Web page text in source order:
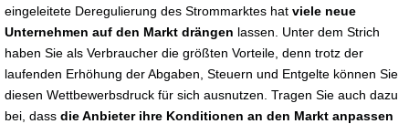
eingeleitete Deregulierung des Strommarktes hat viele neue
Unternehmen auf den Markt drängen lassen. Unter dem Strich
haben Sie als Verbraucher die größten Vorteile, denn trotz der
laufenden Erhöhung der Abgaben, Steuern und Entgelte können Sie
diesen Wettbewerbsdruck für sich ausnutzen. Tragen Sie auch dazu
bei, dass die Anbieter ihre Konditionen an den Markt anpassen